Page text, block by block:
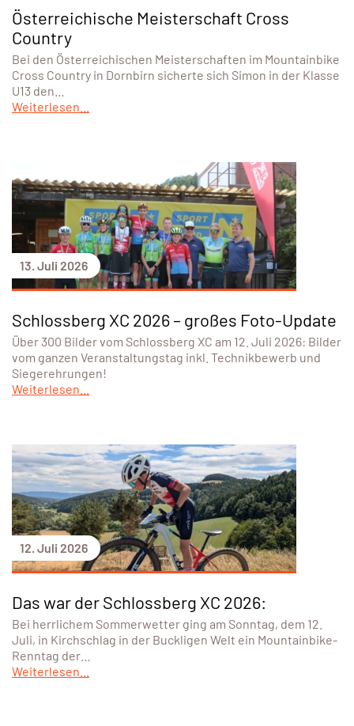
Österreichische Meisterschaft Cross
Country
Bei den Österreichischen Meisterschaften im Mountainbike
Cross Country in Dornbirn sicherte sich Simon in der Klasse
U13 den…
Weiterlesen...
13. Juli 2026
Schlossberg XC 2026 – großes Foto-Update
Über 300 Bilder vom Schlossberg XC am 12. Juli 2026: Bilder
vom ganzen Veranstaltungstag inkl. Technikbewerb und
Siegerehrungen!
Weiterlesen...
12. Juli 2026
Das war der Schlossberg XC 2026:
Bei herrlichem Sommerwetter ging am Sonntag, dem 12.
Juli, in Kirchschlag in der Buckligen Welt ein Mountainbike-
Renntag der…
Weiterlesen...